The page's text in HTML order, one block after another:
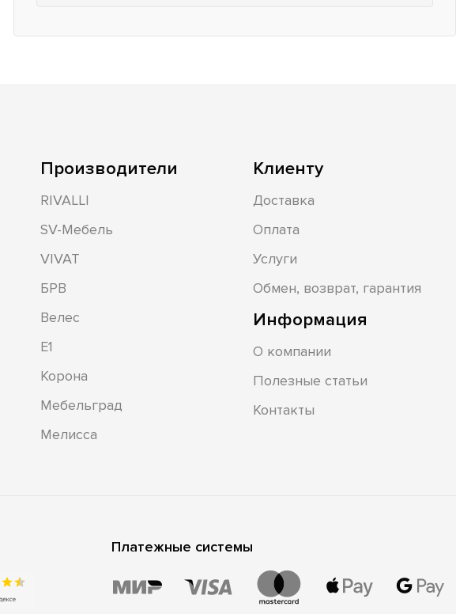
Производители
RIVALLI
SV-Мебель
VIVAT
БРВ
Велес
Е1
Корона
Мебельград
Мелисса
Клиенту
Доставка
Оплата
Услуги
Обмен, возврат, гарантия
Информация
О компании
Полезные статьи
Контакты
Платежные системы